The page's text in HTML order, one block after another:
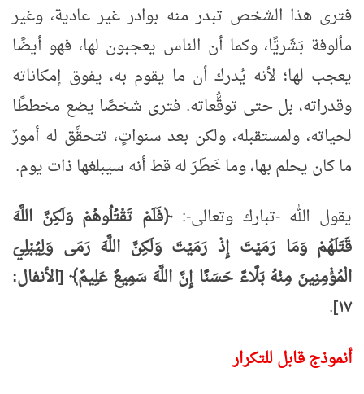
فترى هذا الشخص تبدر منه بوادر غير عادية، وغير
مألوفة بَشَريًّا، وكما أن الناس يعجبون لها، فهو أيضًا
يعجب لها؛ لأنه يُدرك أن ما يقوم به، يفوق إمكاناته
وقدراته، بل حتى توقُّعاته. فترى شخصًا يضع مخططًا
لحياته، ولمستقبله، ولكن بعد سنواتٍ، تتحقَّق له أمورٌ
ما كان يحلم بها، وما خَطَرَ له قط أنه سيبلغها ذات يوم.
يقول الله -تبارك وتعالى-:﴿فَلَمْ تَقْتُلُوهُمْ وَلَكِنَّ اللَّهَ
قَتَلَهُمْ وَمَا رَمَيْتَ إِذْ رَمَيْتَ وَلَكِنَّ اللَّهَ رَمَى وَلِيُبْلِيَ
الْمُؤْمِنِينَ مِنْهُ بَلًاءً حَسَنًا إِنَّ اللَّهَ سَمِيعٌ عَلِيمٌ﴾[الأنفال:
١٧] .
أنموذج قابل للتكرار